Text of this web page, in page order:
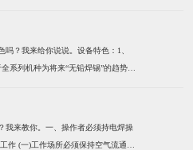
、振动盘、系统设备箱、电箱、定
？我来给你说说。设备特色：1、
系列机种为将来“无铅焊锡”的趋势所
可达到300℃。（2）卡式设计的烙
我来教你。一、操作者必须持电焊操
作 (一)工作场所必须保持空气流通,